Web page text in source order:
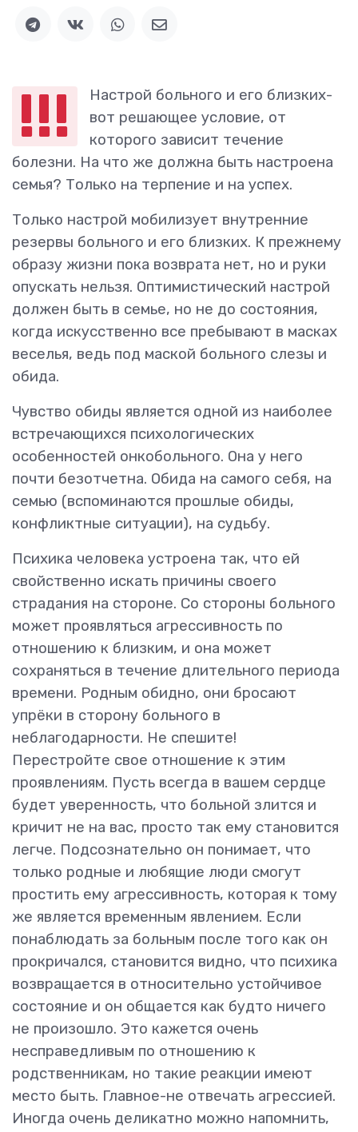
!!!
Настрой больного и его близких-
вот решающее условие, от
которого зависит течение
болезни. На что же должна быть настроена
семья? Только на терпение и на успех.
Только настрой мобилизует внутренние
резервы больного и его близких. К прежнему
образу жизни пока возврата нет, но и руки
опускать нельзя. Оптимистический настрой
должен быть в семье, но не до состояния,
когда искусственно все пребывают в масках
веселья, ведь под маской больного слезы и
обида.
Чувство обиды является одной из наиболее
встречающихся психологических
особенностей онкобольного. Она у него
почти безотчетна. Обида на самого себя, на
семью (вспоминаются прошлые обиды,
конфликтные ситуации), на судьбу.
Психика человека устроена так, что ей
свойственно искать причины своего
страдания на стороне. Со стороны больного
может проявляться агрессивность по
отношению к близким, и она может
сохраняться в течение длительного периода
времени. Родным обидно, они бросают
упрёки в сторону больного в
неблагодарности. Не спешите!
Перестройте свое отношение к этим
проявлениям. Пусть всегда в вашем сердце
будет уверенность, что больной злится и
кричит не на вас, просто так ему становится
легче. Подсознательно он понимает, что
только родные и любящие люди смогут
простить ему агрессивность, которая к тому
же является временным явлением. Если
понаблюдать за больным после того как он
прокричался, становится видно, что психика
возвращается в относительно устойчивое
состояние и он общается как будто ничего
не произошло. Это кажется очень
несправедливым по отношению к
родственникам, но такие реакции имеют
место быть. Главное-не отвечать агрессией.
Иногда очень деликатно можно напомнить,